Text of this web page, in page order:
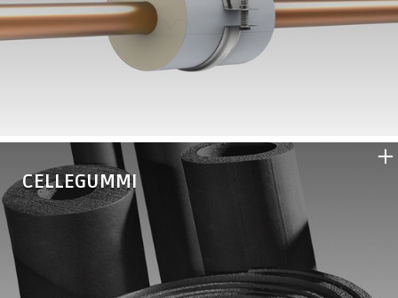
•
Rørbærer MW
Rørbærer KANAL
•
Tilbehør rørophæng
CELLEGUMMI